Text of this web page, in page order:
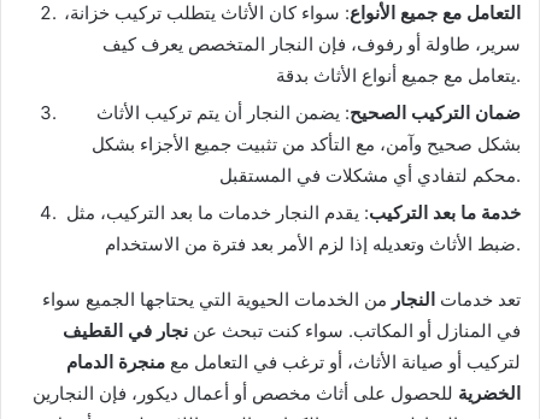
التعامل مع جميع الأنواع: سواء كان الأثاث يتطلب تركيب خزانة،
سرير، طاولة أو رفوف، فإن النجار المتخصص يعرف كيف
يتعامل مع جميع أنواع الأثاث بدقة.
ضمان التركيب الصحيح: يضمن النجار أن يتم تركيب الأثاث
بشكل صحيح وآمن، مع التأكد من تثبيت جميع الأجزاء بشكل
محكم لتفادي أي مشكلات في المستقبل.
خدمة ما بعد التركيب: يقدم النجار خدمات ما بعد التركيب، مثل
ضبط الأثاث وتعديله إذا لزم الأمر بعد فترة من الاستخدام.
تعد خدمات النجار من الخدمات الحيوية التي يحتاجها الجميع سواء
في المنازل أو المكاتب. سواء كنت تبحث عن نجار في القطيف
لتركيب أو صيانة الأثاث، أو ترغب في التعامل مع منجرة الدمام
الخضرية للحصول على أثاث مخصص أو أعمال ديكور، فإن النجارين